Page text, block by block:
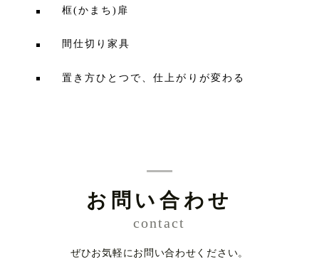
框(かまち)扉
間仕切り家具
置き方ひとつで、仕上がりが変わる
お問い合わせ
contact
ぜひお気軽にお問い合わせください。